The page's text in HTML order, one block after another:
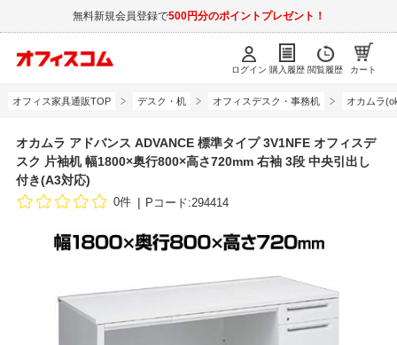
無料新規会員登録で500円分のポイントプレゼント！
ログイン 購入履歴 閲覧履歴 カート
オフィス家具通販TOP デスク・机 オフィスデスク・事務机 オカムラ
オカムラ アドバンス ADVANCE 標準タイプ 3V1NFE オフィスデ
スク 片袖机 幅1800×奥行800×高さ720mm 右袖 3段 中央引出し
付き(A3対応)
0件 Pコード:294414